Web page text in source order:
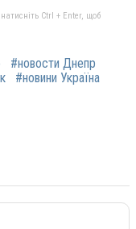
Ctrl + Enter, щоб
#новости Днепр
#новини Україна